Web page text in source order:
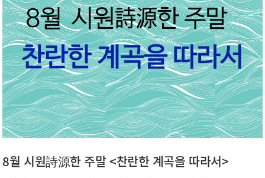
8월 시원詩源한 주말 <찬란한 계곡을 따라서>